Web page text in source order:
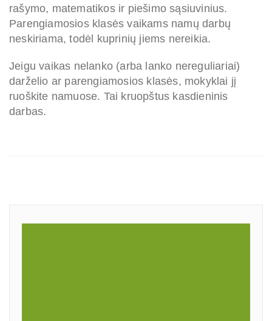
rašymo, matematikos ir piešimo sąsiuvinius.
Parengiamosios klasės vaikams namų darbų
neskiriama, todėl kuprinių jiems nereikia.
Jeigu vaikas nelanko (arba lanko nereguliariai)
darželio ar parengiamosios klasės, mokyklai jį
ruoškite namuose. Tai kruopštus kasdieninis
darbas.